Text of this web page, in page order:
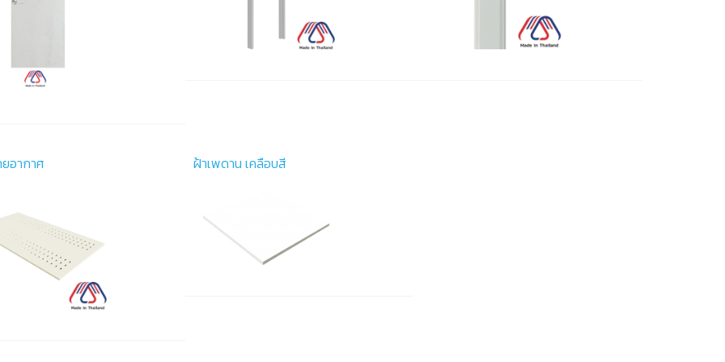
ยอากาศ ฝ้าเพดาน เคลือบสี